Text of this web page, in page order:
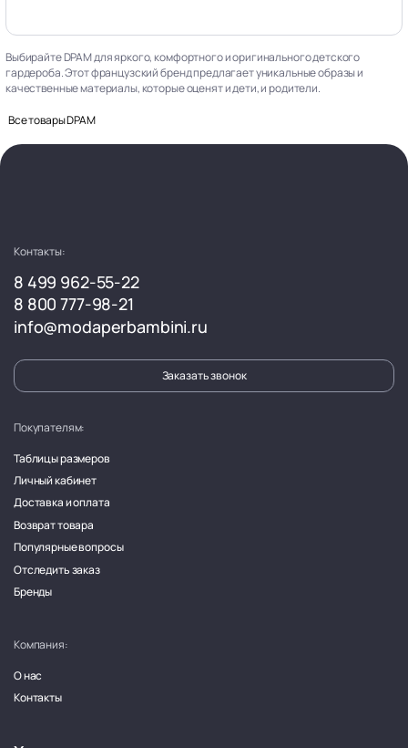
Выбирайте DPAM для яркого, комфортного и оригинального детского
гардероба. Этот французский бренд предлагает уникальные образы и
качественные материалы, которые оценят и дети, и родители.
Все товары DPAM
Контакты:
8 499 962-55-22
8 800 777-98-21
info@modaperbambini.ru
Заказать звонок
Покупателям:
Таблицы размеров
Личный кабинет
Доставка и оплата
Возврат товара
Популярные вопросы
Отследить заказ
Бренды
Компания:
О нас
Контакты